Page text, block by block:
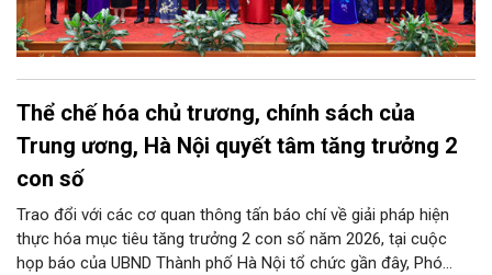
Thể chế hóa chủ trương, chính sách của
Trung ương, Hà Nội quyết tâm tăng trưởng 2
con số
Trao đổi với các cơ quan thông tấn báo chí về giải pháp hiện
thực hóa mục tiêu tăng trưởng 2 con số năm 2026, tại cuộc
họp báo của UBND Thành phố Hà Nội tổ chức gần đây, Phó